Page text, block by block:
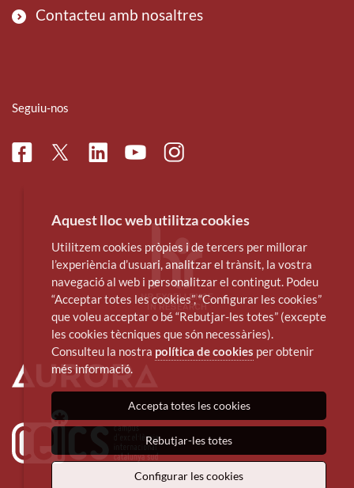
Contacteu amb nosaltres
Seguiu-nos
FacebookTwitterLinkedinYoutubeInstagram
Aquest lloc web utilitza cookies
Utilitzem cookies pròpies i de tercers per millorar
l’experiència d’usuari, analitzar el trànsit, la vostra
navegació al web i personalitzar el contingut. Podeu
“Acceptar totes les cookies”, “Configurar les cookies”
que voleu acceptar o bé “Rebutjar-les totes” (excepte
les cookies tècniques que són necessàries).
Consulteu la nostra política de cookies per obtenir
més informació.
Accepta totes les cookies
Rebutjar-les totes
Configurar les cookies